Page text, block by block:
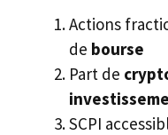
Actions
de bourse
Part de
SCPI